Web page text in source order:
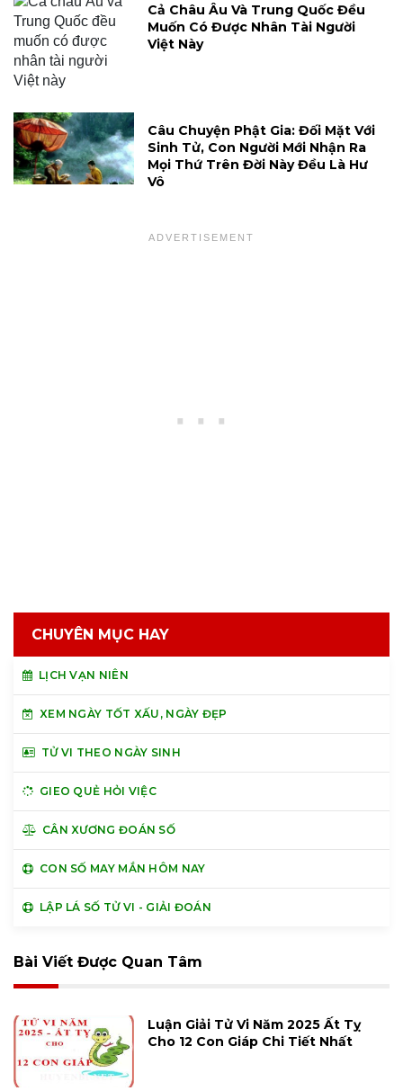
Cả Châu Âu Và Trung Quốc Đều
Muốn Có Được Nhân Tài Người
Việt Này
Câu Chuyện Phật Gia: Đối Mặt Với
Sinh Tử, Con Người Mới Nhận Ra
Mọi Thứ Trên Đời Này Đều Là Hư
Vô
CHUYÊN MỤC HAY
LỊCH VẠN NIÊN
XEM NGÀY TỐT XẤU, NGÀY ĐẸP
TỬ VI THEO NGÀY SINH
GIEO QUẺ HỎI VIỆC
CÂN XƯƠNG ĐOÁN SỐ
CON SỐ MAY MẮN HÔM NAY
LẬP LÁ SỐ TỬ VI - GIẢI ĐOÁN
Bài Viết Được Quan Tâm
Luận Giải Tử Vi Năm 2025 Ất Tỵ
Cho 12 Con Giáp Chi Tiết Nhất